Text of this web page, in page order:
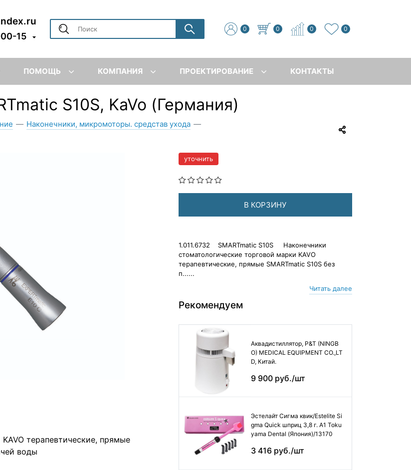
15
0 0 0 0
ПОМОЩЬ КОМПАНИЯ ПРОЕКТИРОВАНИЕ КОНТАКТЫ
S10S, KaVo (Германия)
— Наконечники, микромоторы. средстав ухода —
терапевтические, прямые
воды
уточнить
В КОРЗИНУ
1.011.6732 SMARTmatic S10S Наконечники
стоматологические торговой марки KAVO
терапевтические, прямые SMARTmatic S10S без
п......
Читать далее
Рекомендуем
Аквадистиллятор, P&T (NINGB
O) MEDICAL EQUIPMENT CO.,LT
D, Китай.
9 900 руб./шт
Эстелайт Сигма квик/Estelite Si
gma Quick шприц 3,8 г. А1 Toku
yama Dental (Япония)/13170
3 416 руб./шт